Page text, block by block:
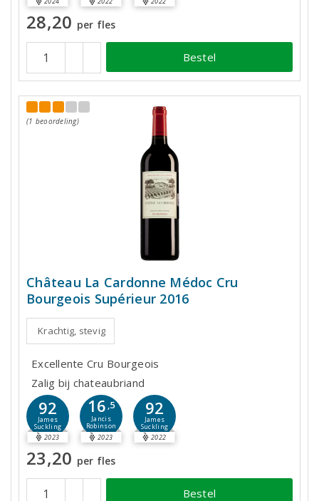
28,20 per fles
Bestel
(1 beoordeling)
Château La Cardonne Médoc Cru
Bourgeois Supérieur 2016
Krachtig, stevig
Excellente Cru Bourgeois
Zalig bij chateaubriand
92
James
Suckling
2023
16 ,5
Jancis
Robinson
2023
92
James
Suckling
2022
23,20 per fles
Bestel